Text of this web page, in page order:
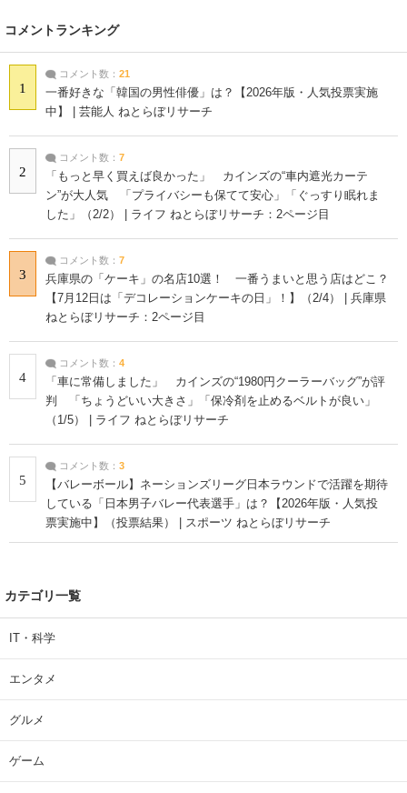
コメントランキング
1
コメント数： 21
一番好きな「韓国の男性俳優」は？【2026年版・人気投票実施
中】 | 芸能人 ねとらぼリサーチ
2
コメント数： 7
「もっと早く買えば良かった」 カインズの“車内遮光カーテ
ン”が大人気 「プライバシーも保てて安心」「ぐっすり眠れま
した」（2/2） | ライフ ねとらぼリサーチ：2ページ目
3
コメント数： 7
兵庫県の「ケーキ」の名店10選！ 一番うまいと思う店はどこ？
【7月12日は「デコレーションケーキの日」！】（2/4） | 兵庫県
ねとらぼリサーチ：2ページ目
4
コメント数： 4
「車に常備しました」 カインズの“1980円クーラーバッグ”が評
判 「ちょうどいい大きさ」「保冷剤を止めるベルトが良い」
（1/5） | ライフ ねとらぼリサーチ
5
コメント数： 3
【バレーボール】ネーションズリーグ日本ラウンドで活躍を期待
している「日本男子バレー代表選手」は？【2026年版・人気投
票実施中】（投票結果） | スポーツ ねとらぼリサーチ
カテゴリ一覧
IT・科学
エンタメ
グルメ
ゲーム